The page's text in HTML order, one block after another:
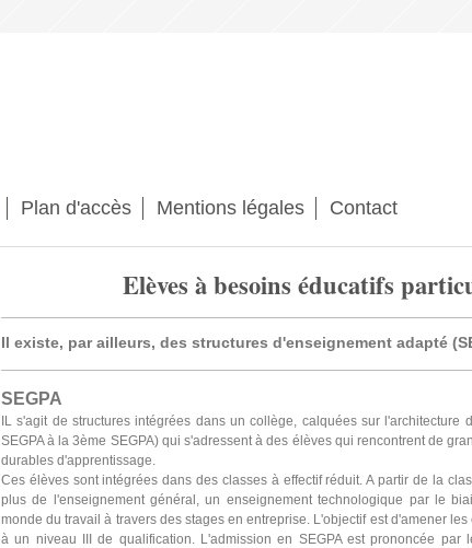
Plan d'accès Mentions légales Contact
Elèves à besoins éducatifs
Il existe, par ailleurs, des structures d'enseignement adapté
SEGPA
IL s'agit de structures intégrées dans un collège, calquées sur l'architecture
SEGPA à la 3ème SEGPA) qui s'adressent à des élèves qui rencontrent de
durables d'apprentissage.
Ces élèves sont intégrées dans des classes à effectif réduit. A partir de la
plus de l'enseignement général, un enseignement technologique par le
monde du travail à travers des stages en entreprise. L'objectif est d'amener
à un niveau III de qualification. L'admission en SEGPA est prononcée par